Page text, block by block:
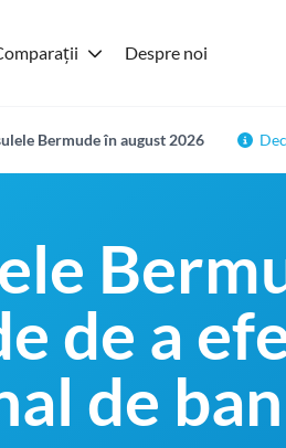
Despre noi
Bermude în august 2026
de a
de